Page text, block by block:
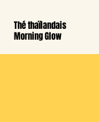
Thé thaïlandais
Morning Glow